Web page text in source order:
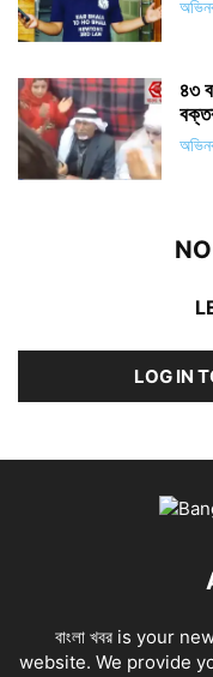
৪৩
LOG IN
বাংলা খবর is your
website. We provide